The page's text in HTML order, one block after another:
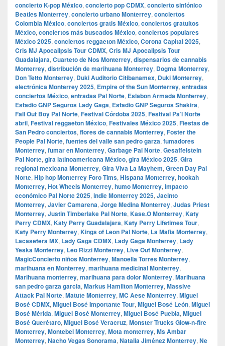
concierto K-pop México, concierto pop CDMX, concierto sinfónico
Beatles Monterrey, concierto urbano Monterrey, conciertos
Colombia México, conciertos gratis México, conciertos gratuitos
México, conciertos más buscados México, conciertos populares
México 2025, conciertos reggaeton México, Corona Capital 2025,
Cris MJ Apocalipsis Tour CDMX, Cris MJ Apocalipsis Tour
Guadalajara, Cuarteto de Nos Monterrey, dispensarios de cannabis
Monterrey, distribución de marihuana Monterrey, Dogma Monterrey,
Don Tetto Monterrey, Duki Auditorio Citibanamex, Duki Monterrey,
electrónica Monterrey 2025, Empire of the Sun Monterrey, entradas
conciertos México, entradas Pal Norte, Eslabon Armada Monterrey,
Estadio GNP Seguros Lady Gaga, Estadio GNP Seguros Shakira,
Fall Out Boy Pal Norte, Festival Córdoba 2025, Festival Pa’l Norte
abril, Festival reggaeton México, Festivales México 2025, Fiestas de
San Pedro conciertos, flores de cannabis Monterrey, Foster the
People Pal Norte, fuentes del valle san pedro garza, fumadores
Monterrey, fumar en Monterrey, Garbage Pal Norte, Gesaffelstein
Pal Norte, gira latinoamericana México, gira México 2025, Gira
regional mexicana Monterrey, Gira Viva La Mayhem, Green Day Pal
Norte, Hip hop Monterrey Foro Tims, Hispana Monterrey, hookah
Monterrey, Hot Wheels Monterrey, humo Monterrey, impacto
económico Pal Norte 2025, indie Monterrey 2025, Jacinto
Monterrey, Javier Camarena, Jorge Medina Monterrey, Judas Priest
Monterrey, Justin Timberlake Pal Norte, Kase.O Monterrey, Katy
Perry CDMX, Katy Perry Guadalajara, Katy Perry Lifetimes Tour,
Katy Perry Monterrey, Kings of Leon Pal Norte, La Mafia Monterrey,
Lacasetera MX, Lady Gaga CDMX, Lady Gaga Monterrey, Lady
Yeska Monterrey, Leo Rizzi Monterrey, Live Out Monterrey,
MagicConcierto niños Monterrey, Manoella Torres Monterrey,
marihuana en Monterrey, marihuana medicinal Monterrey,
Marihuana monterrey, marihuana para dolor Monterrey, Marihuana
san pedro garza garcia, Markus Hamilton Monterrey, Massive
Attack Pal Norte, Matute Monterrey, MC Aese Monterrey, Miguel
Bosé CDMX, Miguel Bosé Importante Tour, Miguel Bosé León, Miguel
Bosé Mérida, Miguel Bosé Monterrey, Miguel Bosé Puebla, Miguel
Bosé Querétaro, Miguel Bosé Veracruz, Monster Trucks Glow-n-fire
Monterrey, Montebel Monterrey, Mota monterrey, Ms Ambar
Monterrey, Nacho Vegas Sonorama, Natalia Jiménez Monterrey, Ne